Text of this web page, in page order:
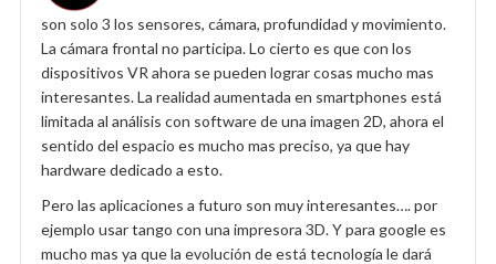
son solo 3 los sensores, cámara, profundidad y movimiento.
La cámara frontal no participa. Lo cierto es que con los
dispositivos VR ahora se pueden lograr cosas mucho mas
interesantes. La realidad aumentada en smartphones está
limitada al análisis con software de una imagen 2D, ahora el
sentido del espacio es mucho mas preciso, ya que hay
hardware dedicado a esto.
Pero las aplicaciones a futuro son muy interesantes…. por
ejemplo usar tango con una impresora 3D. Y para google es
mucho mas ya que la evolución de está tecnología le dará